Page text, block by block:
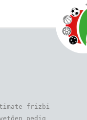
frizbi
pedig